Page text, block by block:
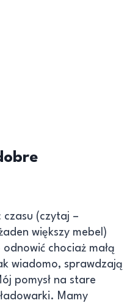
czasu (czytaj –
większy mebel)
chociaż małą
wiadomo, sprawdzają
pomysł na stare
Mamy